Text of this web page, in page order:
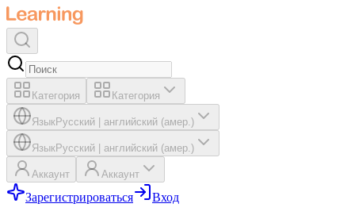
Категория Категория
ЯзыкРусский английский (амер.)
ЯзыкРусский английский (амер.)
Аккаунт Аккаунт
Зарегистрироваться Вход